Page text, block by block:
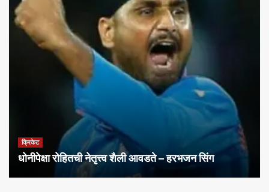
क्रिकेट
धोनीपेक्षा रोहितची नेतृत्त्व शैली आवडते – हरभजन सिंग